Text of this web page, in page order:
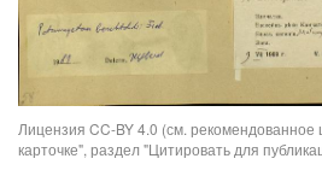
Лицензия CC-BY 4.0 (см.
карточке", раздел "Цитировать для